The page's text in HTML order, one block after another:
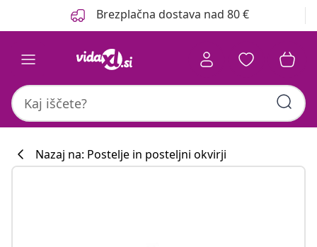
Brezplačna dostava nad 80 €
Nazaj na: Postelje in posteljni okvirji